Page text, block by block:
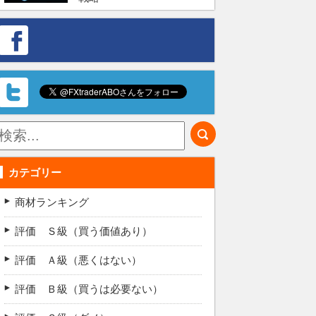
カテゴリー
商材ランキング
評価 Ｓ級（買う価値あり）
評価 Ａ級（悪くはない）
評価 Ｂ級（買うは必要ない）